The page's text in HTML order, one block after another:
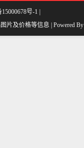
号-1 |
片及价格等信息 | Powered By